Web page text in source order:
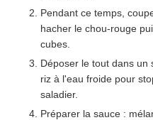
Pendant ce temps,
hacher le chou-rouge
cubes.
Déposer le tout dans un
riz à l'eau froide pour
saladier.
Préparer la sauce :